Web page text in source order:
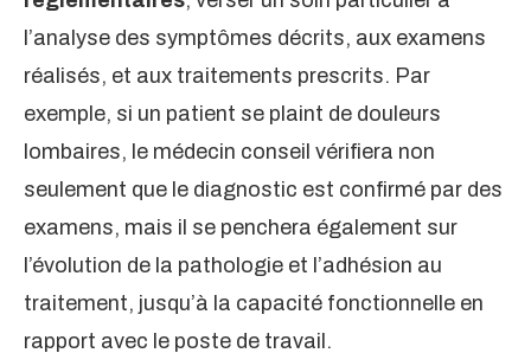
l’analyse des symptômes décrits, aux examens
réalisés, et aux traitements prescrits. Par
exemple, si un patient se plaint de douleurs
lombaires, le médecin conseil vérifiera non
seulement que le diagnostic est confirmé par des
examens, mais il se penchera également sur
l’évolution de la pathologie et l’adhésion au
traitement, jusqu’à la capacité fonctionnelle en
rapport avec le poste de travail.